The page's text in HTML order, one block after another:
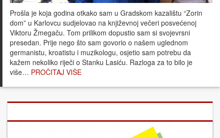
Prošla je koja godina otkako sam u Gradskom kazalištu “Zorin
dom” u Karlovcu sudjelovao na književnoj večeri posvećenoj
Viktoru Žmegaču. Tom prilikom dopustio sam si svojevrsni
presedan. Prije nego što sam govorio o našem uglednom
germanistu, kroatistu i muzikologu, osjetio sam potrebu da
kažem nekoliko riječi o Stanku Lasiću. Razloga za to bilo je
više… PROČITAJ VIŠE